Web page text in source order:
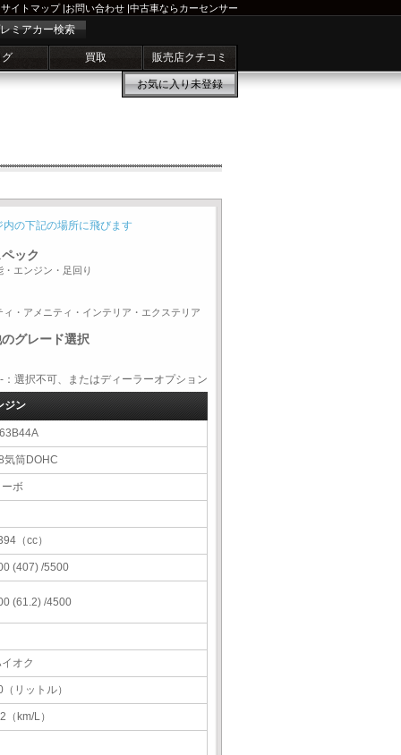
サイトマップ|お問い合わせ |中古車ならカーセンサー
ミアカー検索
買取 販売店クチコミ
お気に入り未登録
内の下記の場所に飛びます
ック
・エンジン・足回り
ィ・アメニティ・インテリア・エクステリア
グレード選択
択不可、またはディーラーオプション
ジン
気筒DOHC
ーボ
（cc）
(407) /5500
(61.2) /4500
オク
（リットル）
（km/L）